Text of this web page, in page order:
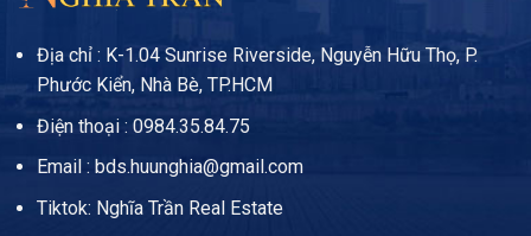
Địa chỉ : K-1.04 Sunrise Riverside, Nguyễn Hữu Thọ, P.
Phước Kiển, Nhà Bè, TP.HCM
Điện thoại : 0984.35.84.75
Email : bds.huunghia@gmail.com
Tiktok: Nghĩa Trần Real Estate